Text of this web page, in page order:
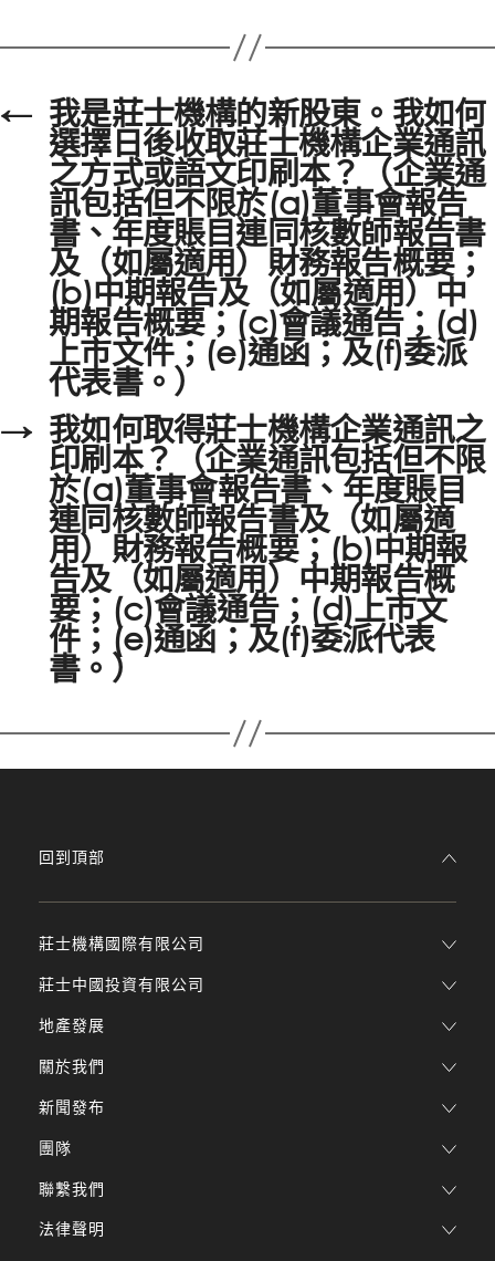
← 我是莊士機構的新股東。我如何
選擇日後收取莊士機構企業通訊
之方式或語文印刷本？（企業通
訊包括但不限於(a)董事會報告
書、年度賬目連同核數師報告書
及（如屬適用）財務報告概要；
(b)中期報告及（如屬適用）中
期報告概要；(c)會議通告；(d)
上市文件；(e)通函；及(f)委派
代表書。）
→ 我如何取得莊士機構企業通訊之
印刷本？（企業通訊包括但不限
於(a)董事會報告書、年度賬目
連同核數師報告書及（如屬適
用）財務報告概要；(b)中期報
告及（如屬適用）中期報告概
要；(c)會議通告；(d)上市文
件；(e)通函；及(f)委派代表
書。）
莊士機構國際有限公司
莊士中國投資有限公司
地產發展
關於我們
新聞發布
團隊
回到頂部
聯繫我們
法律聲明